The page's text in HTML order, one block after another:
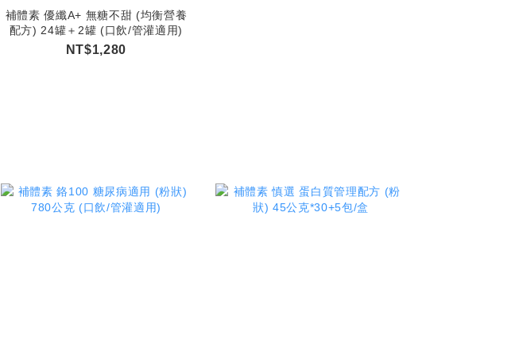
補體素 優纖A+ 無糖不甜 (均衡營養
配方) 24罐＋2罐 (口飲/管灌適用)
NT$1,280